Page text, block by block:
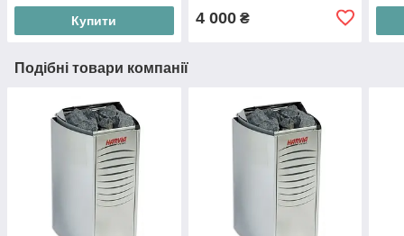
Купити 4 000₴
Подібні товари компанії